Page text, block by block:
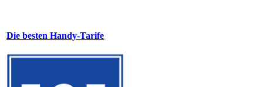
Die besten Handy-Tarife